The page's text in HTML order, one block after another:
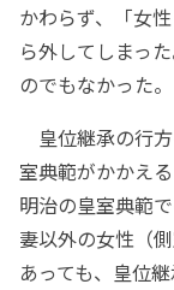
かわらず、「女
ら外してしまっ
のでもなかった。
皇位継承の行
室典範がかかえ
明治の皇室典範
妻以外の女性（
あっても、皇位